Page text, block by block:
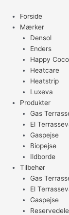
indholdet
Forside
Mærker
Densol
Enders
Happy
Heatcare
Heatstrip
Luxeva
Produkter
Gas
El
Gaspejse
Biopejse
Ildborde
Tilbehør
Gas
El
Gaspejse
Reservedele